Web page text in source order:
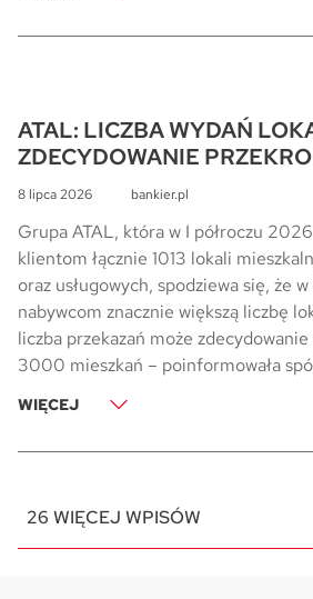
ATAL: LICZBA WYDAŃ
ZDECYDOWANIE
8 lipca 2026 bankier.pl
Grupa ATAL, która w I półroczu
klientom łącznie 1013 lokali
oraz usługowych, spodziewa się, że
nabywcom znacznie większą liczbę
liczba przekazań może
3000 mieszkań – poinformowała
WIĘCEJ
26 WIĘCEJ WPISÓW